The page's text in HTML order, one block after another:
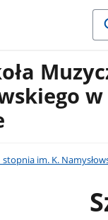
w
im. K.